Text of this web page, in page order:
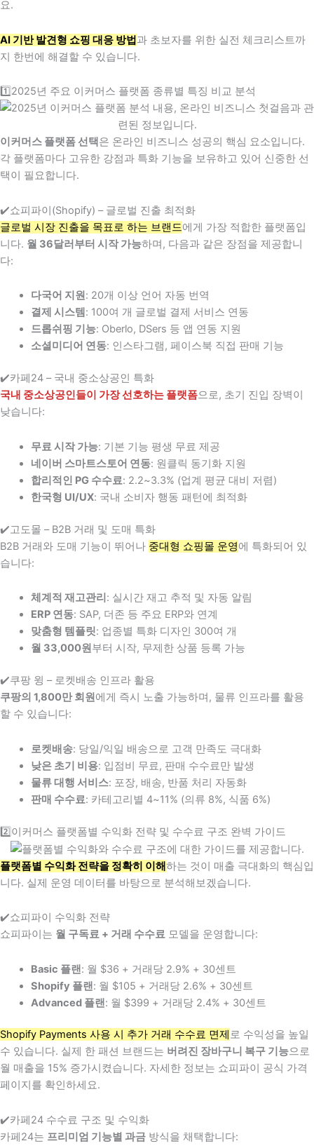
요.
AI 기반 발견형 쇼핑 대응 방법과 초보자를 위한 실전 체크리스트까
지 한번에 해결할 수 있습니다.
1️⃣2025년 주요 이커머스 플랫폼 종류별 특징 비교 분석
이커머스 플랫폼 선택 은 온라인 비즈니스 성공의 핵심 요소입니다.
각 플랫폼마다 고유한 강점과 특화 기능을 보유하고 있어 신중한 선
택이 필요합니다.
✔️쇼피파이(Shopify) – 글로벌 진출 최적화
글로벌 시장 진출을 목표로 하는 브랜드에게 가장 적합한 플랫폼입
니다. 월 36달러부터 시작 가능하며, 다음과 같은 장점을 제공합니
다:
다국어 지원: 20개 이상 언어 자동 번역
결제 시스템 : 100여 개 글로벌 결제 서비스 연동
드롭쉬핑 기능: Oberlo, DSers 등 앱 연동 지원
소셜미디어 연동: 인스타그램, 페이스북 직접 판매 기능
✔️카페24 – 국내 중소상공인 특화
국내 중소상공인들이 가장 선호하는 플랫폼으로, 초기 진입 장벽이
낮습니다:
무료 시작 가능: 기본 기능 평생 무료 제공
네이버 스마트스토어 연동: 원클릭 동기화 지원
합리적인 PG 수수료: 2.2~3.3% (업계 평균 대비 저렴)
한국형 UI/UX: 국내 소비자 행동 패턴에 최적화
✔️고도몰 – B2B 거래 및 도매 특화
B2B 거래와 도매 기능이 뛰어나 중대형 쇼핑몰 운영에 특화되어 있
습니다:
체계적 재고관리 : 실시간 재고 추적 및 자동 알림
ERP 연동: SAP, 더존 등 주요 ERP와 연계
맞춤형 템플릿: 업종별 특화 디자인 300여 개
월 33,000원부터 시작, 무제한 상품 등록 가능
✔️쿠팡 윙 – 로켓배송 인프라 활용
쿠팡의 1,800만 회원에게 즉시 노출 가능하며, 물류 인프라를 활용
할 수 있습니다:
로켓배송: 당일/익일 배송으로 고객 만족도 극대화
낮은 초기 비용: 입점비 무료, 판매 수수료만 발생
물류 대행 서비스: 포장, 배송, 반품 처리 자동화
판매 수수료: 카테고리별 4~11% (의류 8%, 식품 6%)
2️⃣이커머스 플랫폼별 수익화 전략 및 수수료 구조 완벽 가이드
플랫폼별 수익화 전략을 정확히 이해하는 것이 매출 극대화의 핵심입
니다. 실제 운영 데이터를 바탕으로 분석해보겠습니다.
✔️쇼피파이 수익화 전략
쇼피파이는 월 구독료 + 거래 수수료 모델을 운영합니다:
Basic 플랜: 월 $36 + 거래당 2.9% + 30센트
Shopify 플랜: 월 $105 + 거래당 2.6% + 30센트
Advanced 플랜: 월 $399 + 거래당 2.4% + 30센트
Shopify Payments 사용 시 추가 거래 수수료 면제 로 수익성을 높일
수 있습니다. 실제 한 패션 브랜드는 버려진 장바구니 복구 기능으로
월 매출을 15% 증가시켰습니다. 자세한 정보는 쇼피파이 공식 가격
페이지를 확인하세요.
✔️카페24 수수료 구조 및 수익화
카페24는 프리미엄 기능별 과금 방식을 채택합니다: